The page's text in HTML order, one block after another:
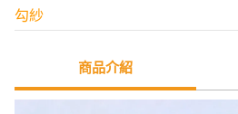
勾紗
商品介紹